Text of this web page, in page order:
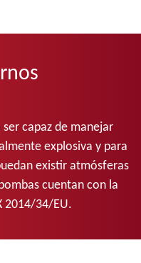
capaz de manejar
explosiva y para
existir atmósferas
cuentan con la
2014/34/EU.